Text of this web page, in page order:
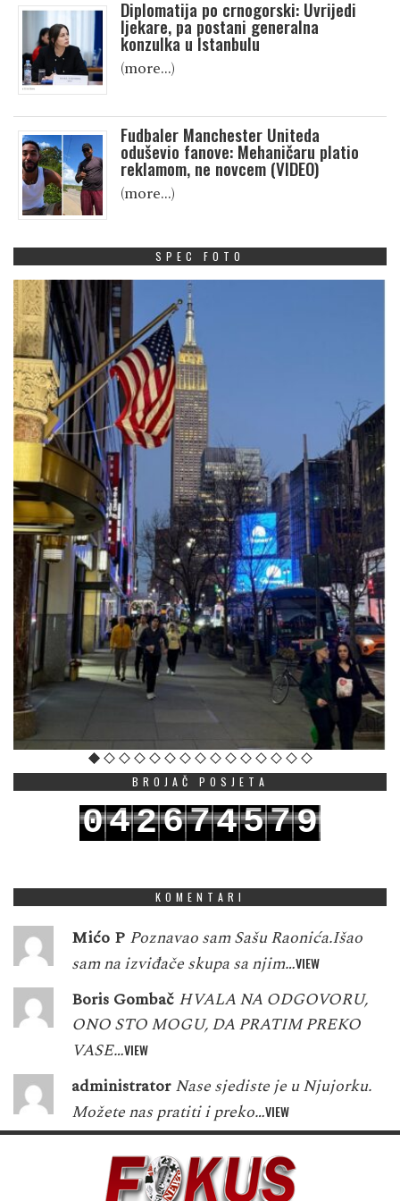
Diplomatija po crnogorski: Uvrijedi
ljekare, pa postani generalna
konzulka u Istanbulu
(more…)
Fudbaler Manchester Uniteda
oduševio fanove: Mehaničaru platio
reklamom, ne novcem (VIDEO)
(more…)
SPEC FOTO
BROJAČ POSJETA
042674579
KOMENTARI
Mićo P Poznavao sam Sašu Raonića.Išao
sam na izviđače skupa sa njim…VIEW
Boris Gombač HVALA NA ODGOVORU,
ONO STO MOGU, DA PRATIM PREKO
VASE…VIEW
administrator Nase sjediste je u Njujorku.
Možete nas pratiti i preko…VIEW